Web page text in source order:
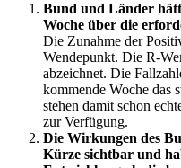
Bund und Länder
Woche über die
Die Zunahme der
Wendepunkt. Die R-
abzeichnet. Die
kommende Woche das
stehen damit schon
zur Verfügung.
Die Wirkungen des
Kürze sichtbar und